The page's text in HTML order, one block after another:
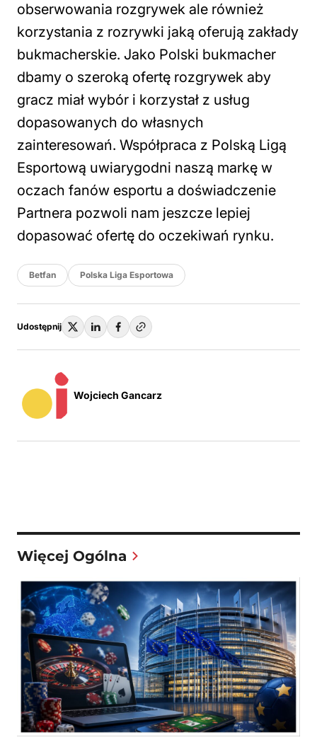
obserwowania rozgrywek ale również
korzystania z rozrywki jaką oferują zakłady
bukmacherskie. Jako Polski bukmacher
dbamy o szeroką ofertę rozgrywek aby
gracz miał wybór i korzystał z usług
dopasowanych do własnych
zainteresowań. Współpraca z Polską Ligą
Esportową uwiarygodni naszą markę w
oczach fanów esportu a doświadczenie
Partnera pozwoli nam jeszcze lepiej
dopasować ofertę do oczekiwań rynku.
Betfan Polska Liga Esportowa
Udostępnij
Wojciech Gancarz
Więcej Ogólna